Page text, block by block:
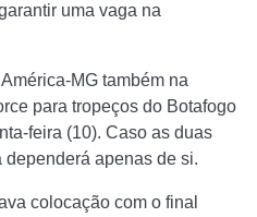
uma vaga na
MG também na
para tropeços do Botafogo
feira (10). Caso as duas
apenas de si.
colocação com o final